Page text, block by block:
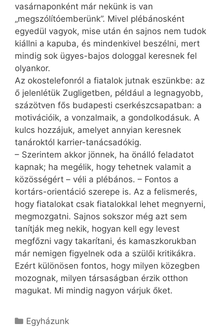
vasárnaponként már nekünk is van
„megszólítóemberünk”. Mivel plébánosként
egyedül vagyok, mise után én sajnos nem tudok
kiállni a kapuba, és mindenkivel beszélni, mert
mindig sok ügyes-bajos dologgal keresnek fel
olyankor.
Az okostelefonról a fiatalok jutnak eszünkbe: az
ő jelenlétük Zugligetben, például a legnagyobb,
százötven fős budapesti cserkészcsapatban: a
motivációik, a vonzalmaik, a gondolkodásuk. A
kulcs hozzájuk, amelyet annyian keresnek
tanároktól karrier-tanácsadókig.
– Szerintem akkor jönnek, ha önálló feladatot
kapnak; ha megélik, hogy tehetnek valamit a
közösségért – véli a plébános. – Fontos a
kortárs-orientáció szerepe is. Az a felismerés,
hogy fiatalokat csak fiatalokkal lehet megnyerni,
megmozgatni. Sajnos sokszor még azt sem
tanítják meg nekik, hogyan kell egy levest
megfőzni vagy takarítani, és kamaszkorukban
már nemigen figyelnek oda a szülői kritikákra.
Ezért különösen fontos, hogy milyen közegben
mozognak, milyen társaságban érzik otthon
magukat. Mi mindig nagyon várjuk őket.
Kategória
Egyházunk